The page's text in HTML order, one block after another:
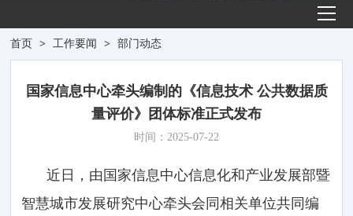
首页 > 工作要闻 > 部门动态
国家信息中心牵头编制的《信息技术 公共数据质
量评价》团体标准正式发布
时间：2025-07-22
近日，由国家信息中心信息化和产业发展部暨
智慧城市发展研究中心牵头会同相关单位共同编